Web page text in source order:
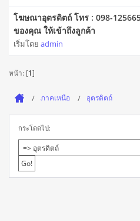
โฆษณาอุตรดิตถ์ โทร : 098-
ของคุณ ให้เข้าถึงลูกค้า
เริ่มโดย admin
หน้า: [1]
ภาคเหนือ อุตรดิตถ์
กระโดดไป: